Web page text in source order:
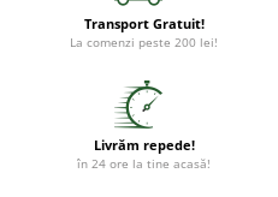
Transport Gratuit!
La comenzi peste 200 lei!
Livrăm repede!
în 24 ore la tine acasă!